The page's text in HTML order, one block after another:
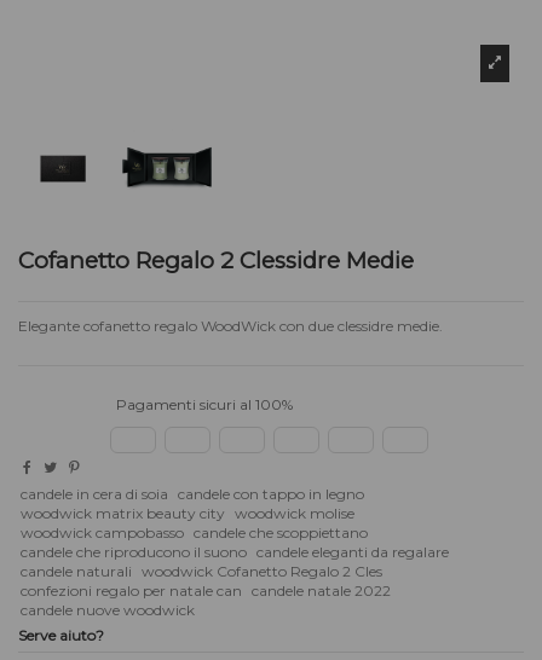
Cofanetto Regalo 2 Clessidre Medie
Elegante cofanetto regalo WoodWick con due clessidre medie.
Pagamenti sicuri al 100%
candele in cera di soia
candele con tappo in legno
woodwick matrix beauty city
woodwick molise
woodwick campobasso candele che scoppiettano
candele che riproducono il suono candele eleganti da regalare
candele naturali
woodwick Cofanetto Regalo 2 Cles
confezioni regalo per natale can
candele natale 2022
candele nuove woodwick
Serve aiuto?